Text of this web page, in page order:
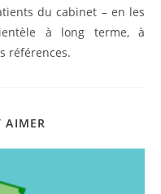
du cabinet – en les
à long terme, à
références.
AIMER